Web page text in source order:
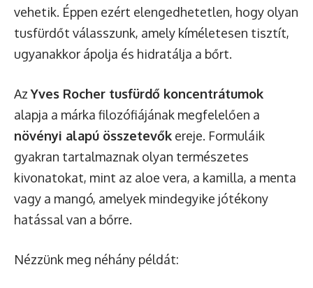
vehetik. Éppen ezért elengedhetetlen, hogy olyan
tusfürdőt válasszunk, amely kíméletesen tisztít,
ugyanakkor ápolja és hidratálja a bőrt.
AzYves Rocher tusfürdő koncentrátumok
alapja a márka filozófiájának megfelelően a
növényi alapú összetevők ereje. Formuláik
gyakran tartalmaznak olyan természetes
kivonatokat, mint az aloe vera, a kamilla, a menta
vagy a mangó, amelyek mindegyike jótékony
hatással van a bőrre.
Nézzünk meg néhány példát: